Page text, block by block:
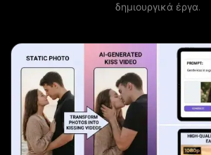
δημιουργικά έργα.